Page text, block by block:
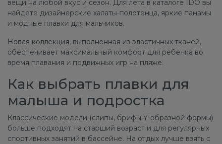
вещи на любой вкус и сезон. Для лета в каталоге IDO вы
найдете дизайнерские халаты-полотенца, яркие панамы
и модные плавки для мальчиков.
Новая коллекция, выполненная из эластичных тканей,
обеспечивает максимальный комфорт для ребенка во
время плавания и подвижных игр на пляже.
Как выбрать плавки для
малыша и подростка
Классические модели (слипы, брифы Y-образной формы)
больше подходят на старший возраст и для регулярных
спортивных занятий в бассейне. На отдых лучше взять с